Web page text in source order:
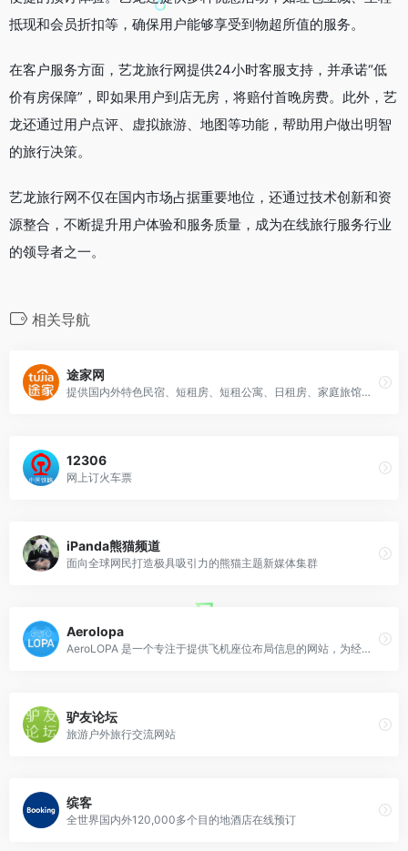
抵现和会员折扣等，确保用户能够享受到物超所值的服务。
在客户服务方面，艺龙旅行网提供24小时客服支持，并承诺“低
价有房保障”，即如果用户到店无房，将赔付首晚房费。此外，艺
龙还通过用户点评、虚拟旅游、地图等功能，帮助用户做出明智
的旅行决策。
艺龙旅行网不仅在国内市场占据重要地位，还通过技术创新和资
源整合，不断提升用户体验和服务质量，成为在线旅行服务行业
的领导者之一。
相关导航
途家网
提供国内外特色民宿、短租房、短租公寓、日租房、家庭旅馆等在线预订
12306
网上订火车票
iPanda熊猫频道
面向全球网民打造极具吸引力的熊猫主题新媒体集群
Aerolopa
AeroLOPA 是一个专注于提供飞机座位布局信息的网站，为经常飞行的旅客提供详细飞机舱布局信息的网站。
驴友论坛
旅游户外旅行交流网站
缤客
全世界国内外120,000多个目的地酒店在线预订